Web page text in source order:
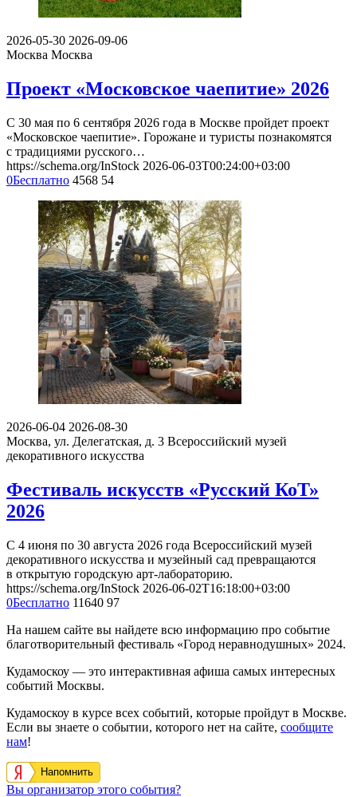
2026-05-30 2026-09-06
Москва Москва
Проект «Московское чаепитие» 2026
С 30 мая по 6 сентября 2026 года в Москве пройдет проект
«Московское чаепитие». Горожане и туристы познакомятся
с традициями русского…
https://schema.org/InStock 2026-06-03T00:24:00+03:00
0Бесплатно 4568 54
2026-06-04 2026-08-30
Москва, ул. Делегатская, д. 3 Всероссийский музей
декоративного искусства
Фестиваль искусств «Русский КоТ»
2026
С 4 июня по 30 августа 2026 года Всероссийский музей
декоративного искусства и музейный сад превращаются
в открытую городскую арт-лабораторию.
https://schema.org/InStock 2026-06-02T16:18:00+03:00
0Бесплатно 11640 97
На нашем сайте вы найдете всю информацию про событие
благотворительный фестиваль «Город неравнодушных» 2024.
Кудамоскоу — это интерактивная афиша самых интересных
событий Москвы.
Кудамоскоу в курсе всех событий, которые пройдут в Москве.
Если вы знаете о событии, которого нет на сайте, сообщите
нам!
Напомнить
Вы организатор этого события?